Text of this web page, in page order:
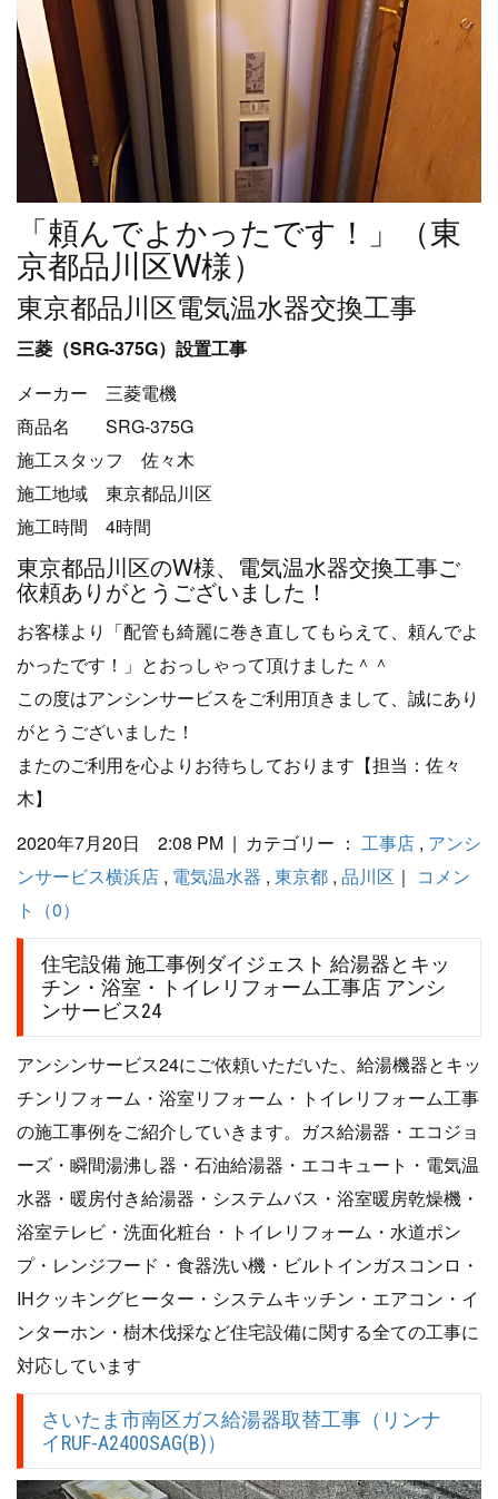
「頼んでよかったです！」（東
京都品川区W様）
東京都品川区電気温水器交換工事
三菱（SRG-375G）設置工事
メーカー 三菱電機
商品名 SRG-375G
施工スタッフ 佐々木
施工地域 東京都品川区
施工時間 4時間
東京都品川区のW様、電気温水器交換工事ご
依頼ありがとうございました！
お客様より「配管も綺麗に巻き直してもらえて、頼んでよ
かったです！」とおっしゃって頂けました＾＾
この度はアンシンサービスをご利用頂きまして、誠にあり
がとうございました！
またのご利用を心よりお待ちしております【担当：佐々
木】
2020年7月20日 2:08 PM | カテゴリー ： 工事店 , アンシ
ンサービス横浜店 , 電気温水器 , 東京都 , 品川区 ｜ コメン
ト（0）
住宅設備 施工事例ダイジェスト 給湯器とキッ
チン・浴室・トイレリフォーム工事店 アンシ
ンサービス24
アンシンサービス24にご依頼いただいた、給湯機器とキッ
チンリフォーム・浴室リフォーム・トイレリフォーム工事
の施工事例をご紹介していきます。ガス給湯器・エコジョ
ーズ・瞬間湯沸し器・石油給湯器・エコキュート・電気温
水器・暖房付き給湯器・システムバス・浴室暖房乾燥機・
浴室テレビ・洗面化粧台・トイレリフォーム・水道ポン
プ・レンジフード・食器洗い機・ビルトインガスコンロ・
IHクッキングヒーター・システムキッチン・エアコン・イ
ンターホン・樹木伐採など住宅設備に関する全ての工事に
対応しています
さいたま市南区ガス給湯器取替工事（リンナ
イRUF-A2400SAG(B)）